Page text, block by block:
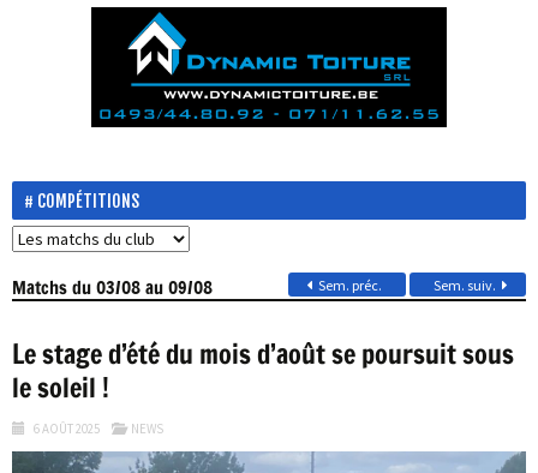
COMPÉTITIONS
Matchsdu 03/08 au 09/08 Sem. préc. Sem. suiv.
Le stage d’été du mois d’août se poursuit sous
le soleil !
6 AOÛT 2025 NEWS